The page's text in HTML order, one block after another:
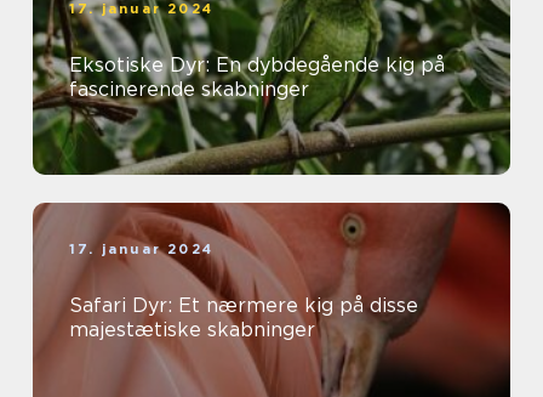
17. januar 2024
Eksotiske Dyr: En dybdegående kig på
fascinerende skabninger
17. januar 2024
Safari Dyr: Et nærmere kig på disse
majestætiske skabninger